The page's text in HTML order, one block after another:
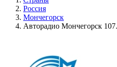
Россия
Мончегорск
Авторадио Мончегорск